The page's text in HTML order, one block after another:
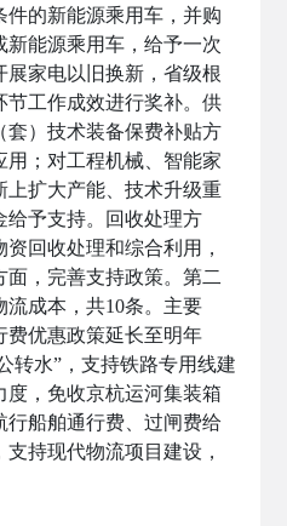
的新能源乘用车，并购
能源乘用车，给予一次
家电以旧换新，省级根
节工作成效进行奖补。供
套）技术装备保费补贴方
；对工程机械、智能家
上扩大产能、技术升级重
给予支持。回收处理方
回收处理和综合利用，
面，完善支持政策。第二
成本，共10条。主要
费优惠政策延长至明年
转水”，支持铁路专用线建
，免收京杭运河集装箱
行船舶通行费、过闸费给
持现代物流项目建设，